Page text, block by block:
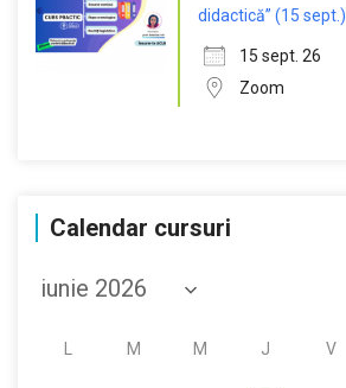
didactică” (15 sept.)
15 sept. 26
Zoom
Calendar cursuri
M M J V